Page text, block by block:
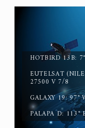
ليس العكس
HOTBIRD 13B:
EUTELSAT
27500 V 7/8
GALAXY 19: 97°
PALAPA D: